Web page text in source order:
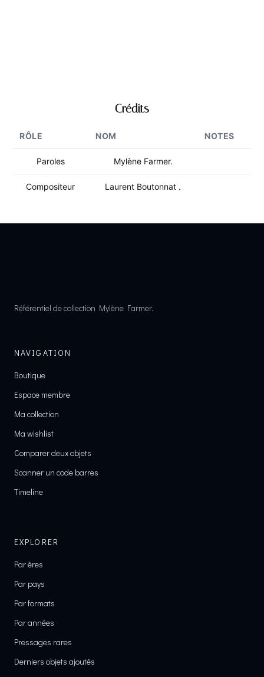
Crédits
RÔLE NOM NOTES
Paroles Mylène Farmer.
Compositeur Laurent Boutonnat .
Référentiel de collection Mylène Farmer.
NAVIGATION
Boutique
Espace membre
Ma collection
Ma wishlist
Comparer deux objets
Scanner un code barres
Timeline
EXPLORER
Par ères
Par pays
Par formats
Par années
Pressages rares
Derniers objets ajoutés